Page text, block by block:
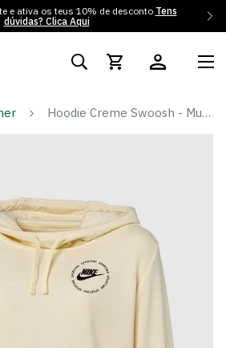
e ativa os teus 10% de desconto Tens
dúvidas? Clica Aqui
Hoodie Creme Swoosh - Mulher